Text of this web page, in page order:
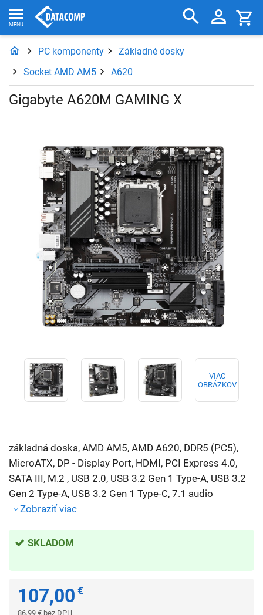
PC komponenty
Základné dosky
Socket AMD AM5
A620
Gigabyte A620M GAMING X
VIAC
OBRÁZKOV
základná doska, AMD AM5, AMD A620, DDR5 (PC5),
MicroATX, DP - Display Port, HDMI, PCI Express 4.0,
SATA III, M.2 , USB 2.0, USB 3.2 Gen 1 Type-A, USB 3.2
Gen 2 Type-A, USB 3.2 Gen 1 Type-C, 7.1 audio
Zobraziť viac
SKLADOM
107,00 €
86,99 € bez DPH